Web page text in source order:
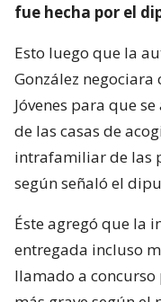
fue hecha por el
Esto luego que la
González negociara
Jóvenes para que
de las casas de
intrafamiliar de las
según señaló el
Éste agregó que la
entregada incluso
llamado a